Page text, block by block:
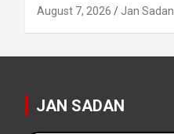
August 7, 2026 Jan Sadan
JAN SADAN